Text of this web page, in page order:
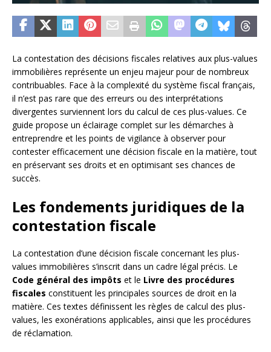
La contestation des décisions fiscales relatives aux plus-values
immobilières représente un enjeu majeur pour de nombreux
contribuables. Face à la complexité du système fiscal français,
il n’est pas rare que des erreurs ou des interprétations
divergentes surviennent lors du calcul de ces plus-values. Ce
guide propose un éclairage complet sur les démarches à
entreprendre et les points de vigilance à observer pour
contester efficacement une décision fiscale en la matière, tout
en préservant ses droits et en optimisant ses chances de
succès.
Les fondements juridiques de la
contestation fiscale
La contestation d’une décision fiscale concernant les plus-
values immobilières s’inscrit dans un cadre légal précis. Le
Code général des impôts et le Livre des procédures
fiscales constituent les principales sources de droit en la
matière. Ces textes définissent les règles de calcul des plus-
values, les exonérations applicables, ainsi que les procédures
de réclamation.